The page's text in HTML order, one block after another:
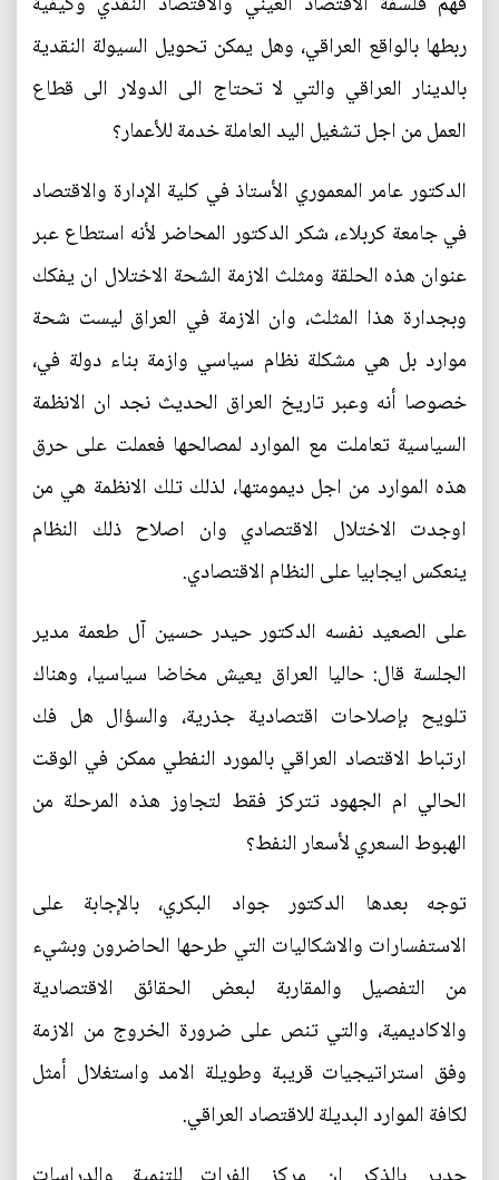
ربطها بالواقع العراقي، وهل يمكن تحويل السيولة النقدية
بالدينار العراقي والتي لا تحتاج الى الدولار الى قطاع
العمل من اجل تشغيل اليد العاملة خدمة للأعمار؟
الدكتور عامر المعموري الأستاذ في كلية الإدارة والاقتصاد
في جامعة كربلاء، شكر الدكتور المحاضر لأنه استطاع عبر
عنوان هذه الحلقة ومثلث الازمة الشحة الاختلال ان يفكك
وبجدارة هذا المثلث، وان الازمة في العراق ليست شحة
موارد بل هي مشكلة نظام سياسي وازمة بناء دولة في،
خصوصا أنه وعبر تاريخ العراق الحديث نجد ان الانظمة
السياسية تعاملت مع الموارد لمصالحها فعملت على حرق
هذه الموارد من اجل ديمومتها، لذلك تلك الانظمة هي من
اوجدت الاختلال الاقتصادي وان اصلاح ذلك النظام
ينعكس ايجابيا على النظام الاقتصادي.
على الصعيد نفسه الدكتور حيدر حسين آل طعمة مدير
الجلسة قال: حاليا العراق يعيش مخاضا سياسيا، وهناك
تلويح بإصلاحات اقتصادية جذرية، والسؤال هل فك
ارتباط الاقتصاد العراقي بالمورد النفطي ممكن في الوقت
الحالي ام الجهود تتركز فقط لتجاوز هذه المرحلة من
الهبوط السعري لأسعار النفط؟
توجه بعدها الدكتور جواد البكري، بالإجابة على
الاستفسارات والاشكاليات التي طرحها الحاضرون وبشيء
من التفصيل والمقاربة لبعض الحقائق الاقتصادية
والاكاديمية، والتي تنص على ضرورة الخروج من الازمة
وفق استراتيجيات قريبة وطويلة الامد واستغلال أمثل
لكافة الموارد البديلة للاقتصاد العراقي.